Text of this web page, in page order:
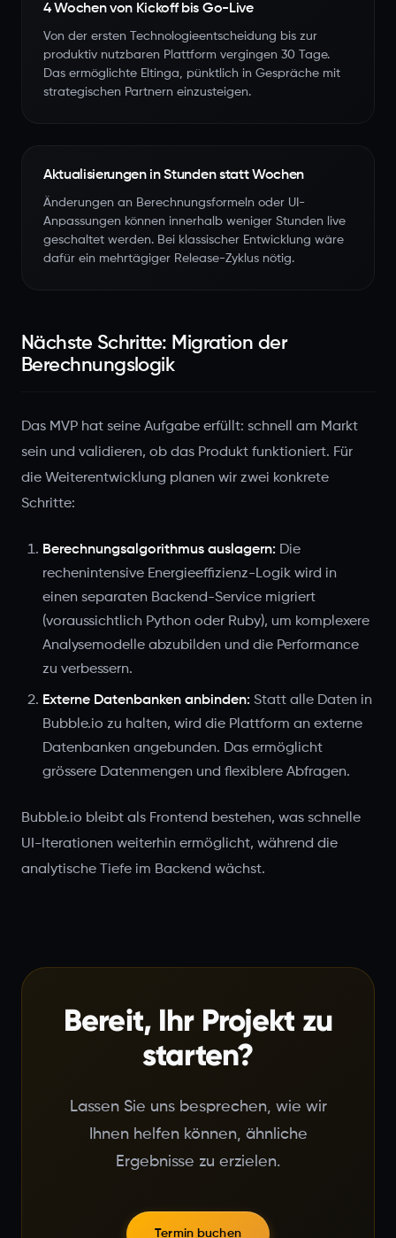
4 Wochen von Kickoff bis Go-Live
Von der ersten Technologieentscheidung bis zur
produktiv nutzbaren Plattform vergingen 30 Tage.
Das ermöglichte Eltinga, pünktlich in Gespräche mit
strategischen Partnern einzusteigen.
Aktualisierungen in Stunden statt Wochen
Änderungen an Berechnungsformeln oder UI-
Anpassungen können innerhalb weniger Stunden live
geschaltet werden. Bei klassischer Entwicklung wäre
dafür ein mehrtägiger Release-Zyklus nötig.
Nächste Schritte: Migration der
Berechnungslogik
Das MVP hat seine Aufgabe erfüllt: schnell am Markt
sein und validieren, ob das Produkt funktioniert. Für
die Weiterentwicklung planen wir zwei konkrete
Schritte:
Berechnungsalgorithmus auslagern: Die
rechenintensive Energieeffizienz-Logik wird in
einen separaten Backend-Service migriert
(voraussichtlich Python oder Ruby), um komplexere
Analysemodelle abzubilden und die Performance
zu verbessern.
Externe Datenbanken anbinden: Statt alle Daten in
Bubble.io zu halten, wird die Plattform an externe
Datenbanken angebunden. Das ermöglicht
grössere Datenmengen und flexiblere Abfragen.
Bubble.io bleibt als Frontend bestehen, was schnelle
UI-Iterationen weiterhin ermöglicht, während die
analytische Tiefe im Backend wächst.
Bereit, Ihr Projekt zu
starten?
Lassen Sie uns besprechen, wie wir
Ihnen helfen können, ähnliche
Ergebnisse zu erzielen.
Termin buchen